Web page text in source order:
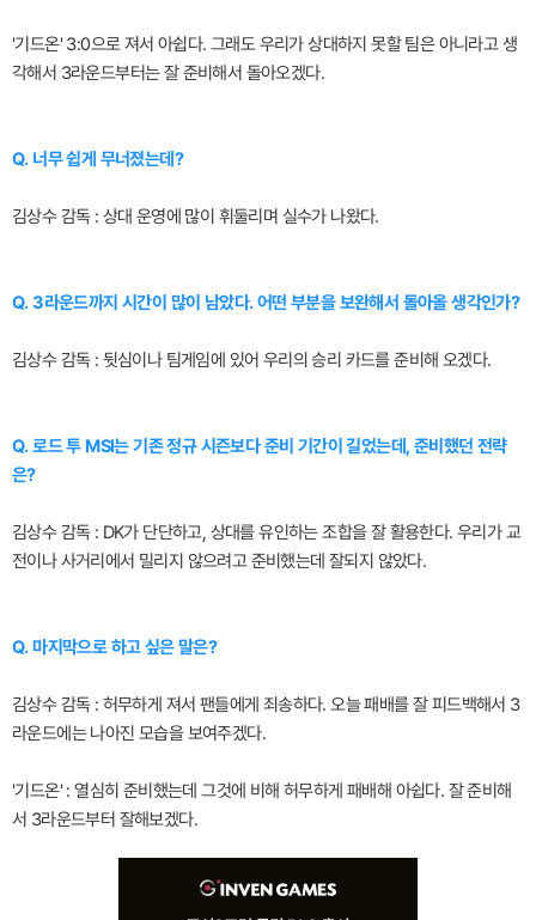
'기드온' 3:0으로 져서 아쉽다. 그래도 우리가 상대하지 못할 팀은 아니라고 생
각해서 3라운드부터는 잘 준비해서 돌아오겠다.
Q. 너무 쉽게 무너졌는데?
김상수 감독 : 상대 운영에 많이 휘둘리며 실수가 나왔다.
Q. 3라운드까지 시간이 많이 남았다. 어떤 부분을 보완해서 돌아올 생각인가?
김상수 감독 : 뒷심이나 팀게임에 있어 우리의 승리 카드를 준비해 오겠다.
Q. 로드 투 MSI는 기존 정규 시즌보다 준비 기간이 길었는데, 준비했던 전략
은?
김상수 감독 : DK가 단단하고, 상대를 유인하는 조합을 잘 활용한다. 우리가 교
전이나 사거리에서 밀리지 않으려고 준비했는데 잘되지 않았다.
Q. 마지막으로 하고 싶은 말은?
김상수 감독 : 허무하게 져서 팬들에게 죄송하다. 오늘 패배를 잘 피드백해서 3
라운드에는 나아진 모습을 보여주겠다.
'기드온' : 열심히 준비했는데 그것에 비해 허무하게 패배해 아쉽다. 잘 준비해
서 3라운드부터 잘해보겠다.